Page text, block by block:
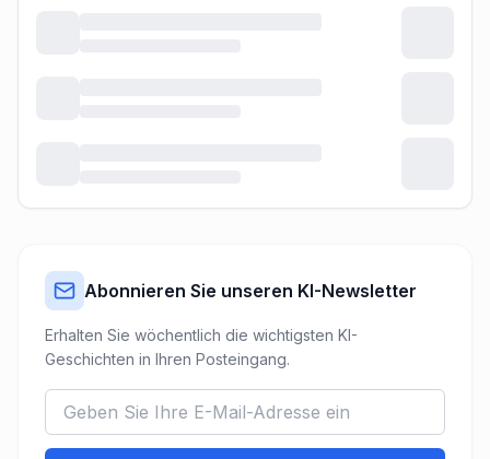
Abonnieren Sie unseren KI-Newsletter
Erhalten Sie wöchentlich die wichtigsten KI-
Geschichten in Ihren Posteingang.